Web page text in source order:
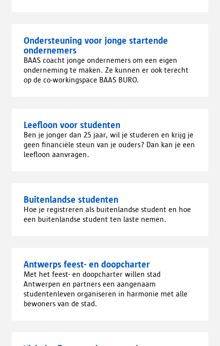
Ondersteuning voor jonge startende
ondernemers
BAAS coacht jonge ondernemers om een eigen
onderneming te maken. Ze kunnen er ook terecht
op de co-workingspace BAAS BURO.
Leefloon voor studenten
Ben je jonger dan 25 jaar, wil je studeren en krijg je
geen financiële steun van je ouders? Dan kan je een
leefloon aanvragen.
Buitenlandse studenten
Hoe je registreren als buitenlandse student en hoe
een buitenlandse student ten laste nemen.
Antwerps feest- en doopcharter
Met het feest- en doopcharter willen stad
Antwerpen en partners een aangenaam
studentenleven organiseren in harmonie met alle
bewoners van de stad.